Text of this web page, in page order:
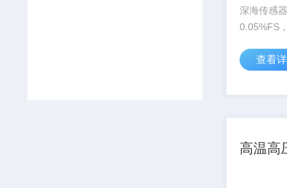
深海传感
0.05%FS
科考项目
查看
高温高